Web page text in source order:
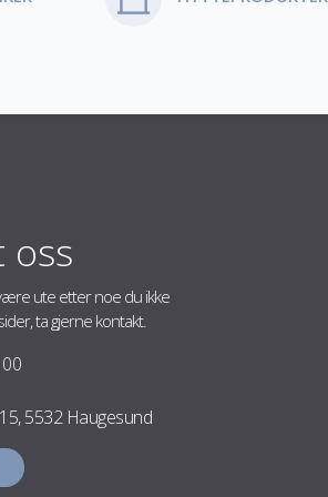
oss
ute etter noe du ikke
ta gjerne kontakt.
5532 Haugesund